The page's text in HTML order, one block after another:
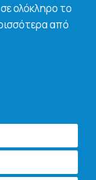
ολόκληρο το
από